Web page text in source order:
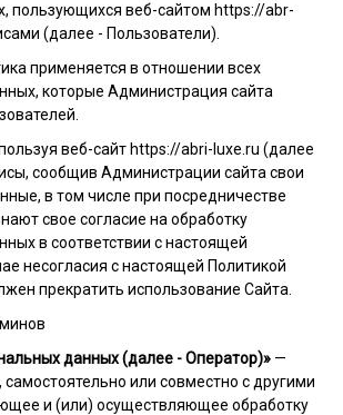
пользующихся веб-сайтом https://abr-
(далее - Пользователи).
применяется в отношении всех
которые Администрация сайта
веб-сайт https://abri-luxe.ru (далее
сообщив Администрации сайта свои
в том числе при посредничестве
свое согласие на обработку
в соответствии с настоящей
несогласия с настоящей Политикой
прекратить использование Сайта.
данных (далее - Оператор)» —
или совместно с другими
и (или) осуществляющее обработку